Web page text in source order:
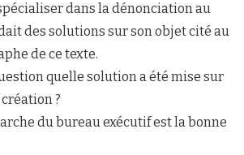
dans la dénonciation au
des solutions sur son objet cité au
de ce texte.
quelle solution a été mise sur
?
du bureau exécutif est la bonne